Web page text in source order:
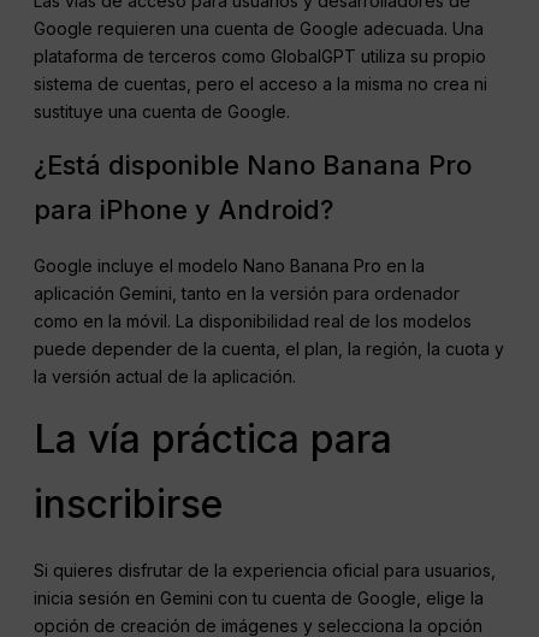
Google requieren una cuenta de Google adecuada. Una
plataforma de terceros como GlobalGPT utiliza su propio
sistema de cuentas, pero el acceso a la misma no crea ni
sustituye una cuenta de Google.
¿Está disponible Nano Banana Pro
para iPhone y Android?
Google incluye el modelo Nano Banana Pro en la
aplicación Gemini, tanto en la versión para ordenador
como en la móvil. La disponibilidad real de los modelos
puede depender de la cuenta, el plan, la región, la cuota y
la versión actual de la aplicación.
La vía práctica para
inscribirse
Si quieres disfrutar de la experiencia oficial para usuarios,
inicia sesión en Gemini con tu cuenta de Google, elige la
opción de creación de imágenes y selecciona la opción